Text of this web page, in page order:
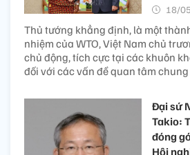
18/
Thủ tướng khẳng định, là một
nhiệm của WTO, Việt Nam chủ
chủ động, tích cực tại các khuôn
đối với các vấn đề quan tâm chung
Đại sứ
Takio:
đóng
Hội